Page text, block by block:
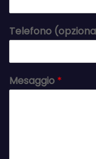
Telefono
Mesaggio *